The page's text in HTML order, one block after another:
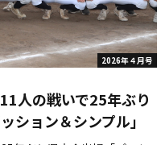
2026年４月号
人の戦いで25年ぶり
ション＆シンプル」